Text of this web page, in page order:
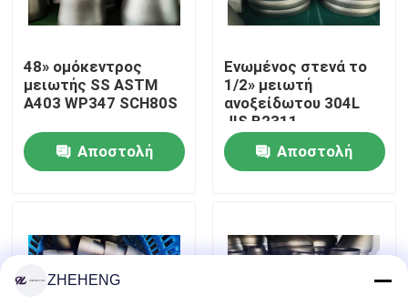
Ποιοτικός έλεγχος
Company News
Τοποθετήσεις σωληνώσεων ανοξείδωτου
Αγκώνας σωλήνων ανοξείδωτου
48» ομόκεντρος
μειωτής SS ASTM
A403 WP347 SCH80S
Αποστολή
Ενωμένος στενά το
1/2» μειωτή
ανοξείδωτου 304L
JIS B2311
Αποστολή
ZHEHENG